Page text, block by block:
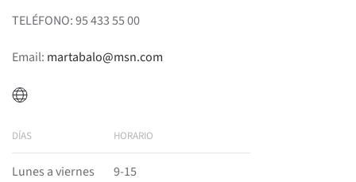
TELÉFONO: 95 433 55 00
Email: martabalo@msn.com
DÍAS HORARIO
Lunes a viernes 9-15